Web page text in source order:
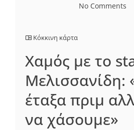
No Comments
Κόκκινη κάρτα
Xαμός με το
Μελισσανίδη:
έταξα πριμ
να χάσουμε»